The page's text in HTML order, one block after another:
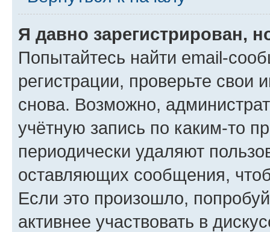
Я давно зарегистрирован,
Попытайтесь найти email-
регистрации, проверьте свои
снова. Возможно,
учётную запись по каким-то
периодически удаляют
оставляющих сообщения,
Если это произошло,
активнее участвовать в